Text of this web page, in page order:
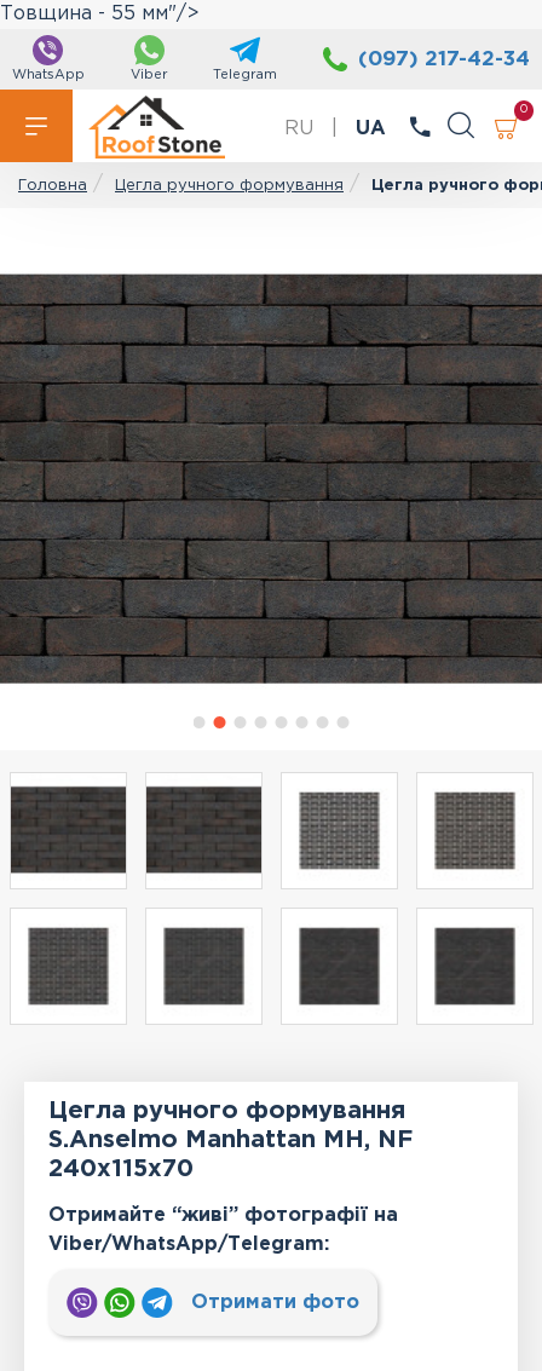
Товщина - 55 мм"/>
WhatsApp Viber Telegram
(097) 217-42-34
RU UA
0
Головна Цегла ручного формування Цегла ручного
Цегла ручного формування
S.Anselmo Manhattan MH, NF
240x115x70
Отримайте “живі” фотографії на
Viber/WhatsApp/Тelegram:
Отримати фото